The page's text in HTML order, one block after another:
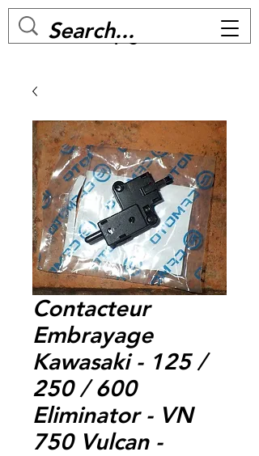
MC BIKE Perpignan
Contacteur
Embrayage
Kawasaki - 125 /
250 / 600
Eliminator - VN
750 Vulcan -